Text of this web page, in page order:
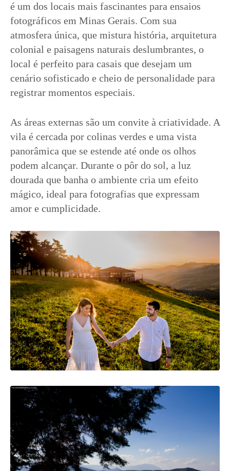
é um dos locais mais fascinantes para ensaios
fotográficos em Minas Gerais. Com sua
atmosfera única, que mistura história, arquitetura
colonial e paisagens naturais deslumbrantes, o
local é perfeito para casais que desejam um
cenário sofisticado e cheio de personalidade para
registrar momentos especiais.
As áreas externas são um convite à criatividade. A
vila é cercada por colinas verdes e uma vista
panorâmica que se estende até onde os olhos
podem alcançar. Durante o pôr do sol, a luz
dourada que banha o ambiente cria um efeito
mágico, ideal para fotografias que expressam
amor e cumplicidade.